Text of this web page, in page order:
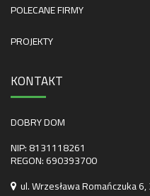
POLECANE FIRMY
PROJEKTY
KONTAKT
DOBRY DOM
NIP: 8131118261
REGON: 690393700
ul. Wrzesława Romańczuka